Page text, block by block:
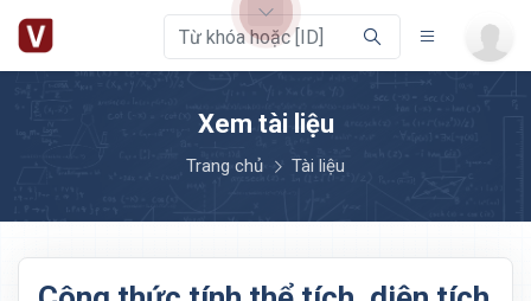
Xem tài liệu
Trang chủ Tài liệu